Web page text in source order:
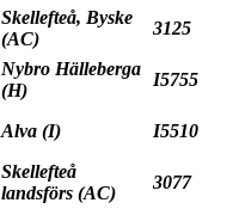
Skellefteå, Byske
(AC)
3125
Nybro Hälleberga
(H)
I5755
Alva (I)
I5510
Skellefteå
landsförs (AC)
3077